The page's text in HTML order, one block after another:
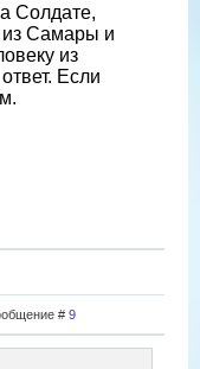
Солдате,
из Самары и
из
Если
# 9